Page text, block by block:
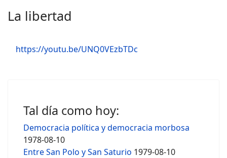
La libertad
https://youtu.be/UNQ0VEzbTDc
Tal día como hoy:
Democracia política y democracia morbosa
1978-08-10
Entre San Polo y San Saturio 1979-08-10